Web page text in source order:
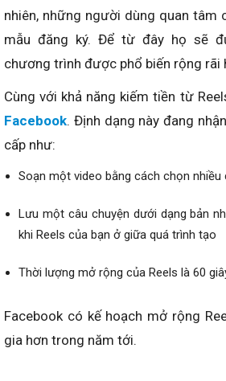
nhiên, những người dùng quan tâm
mẫu đăng ký. Để từ đây họ sẽ
chương trình được phổ biến rộng rãi
Cùng với khả năng kiếm tiền từ
Facebook. Định dạng này đang
cấp như:
Soạn một video bằng cách chọn nhiều
Lưu một câu chuyện dưới dạng bản
khi Reels của bạn ở giữa quá trình tạo
Thời lượng mở rộng của Reels là 60
Facebook có kế hoạch mở rộng
gia hơn trong năm tới.